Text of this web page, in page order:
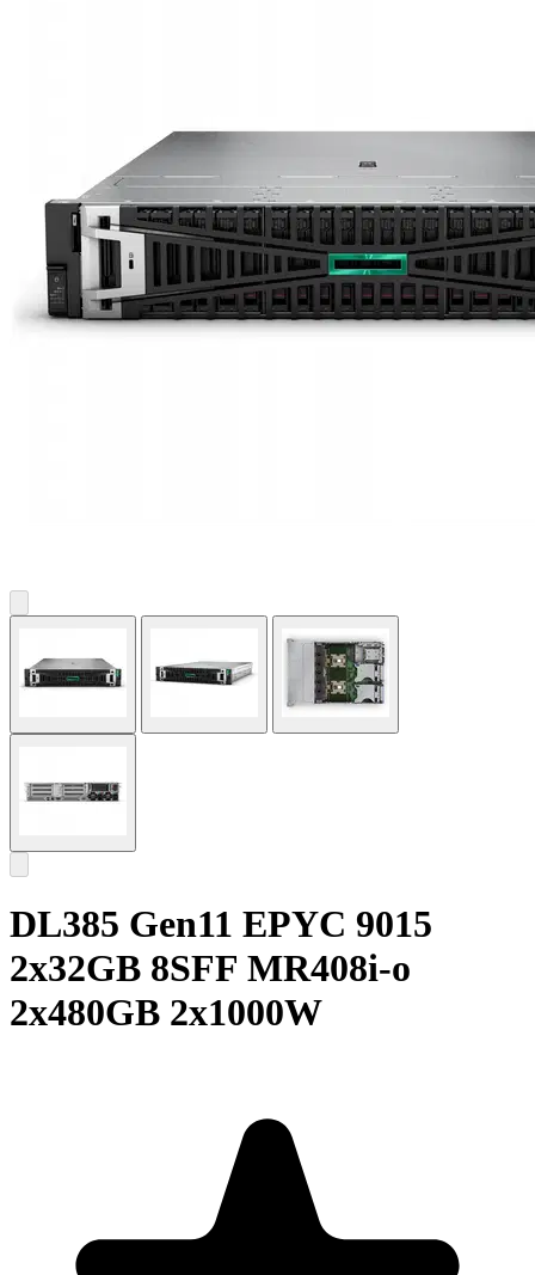
DL385 Gen11 EPYC 9015
2x32GB 8SFF MR408i-o
2x480GB 2x1000W